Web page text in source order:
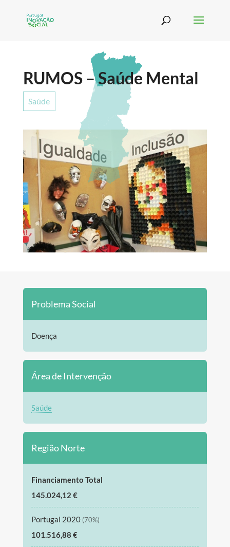
RUMOS – Saúde Mental
Saúde
Problema Social
Doença
Área de Intervenção
Saúde
Região Norte
Financiamento Total
145.024,12 €
Portugal 2020 (70%)
101.516,88 €